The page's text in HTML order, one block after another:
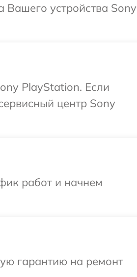
Вашего устройства Sony
PlayStation. Если
центр Sony
работ и начнем
гарантию на ремонт